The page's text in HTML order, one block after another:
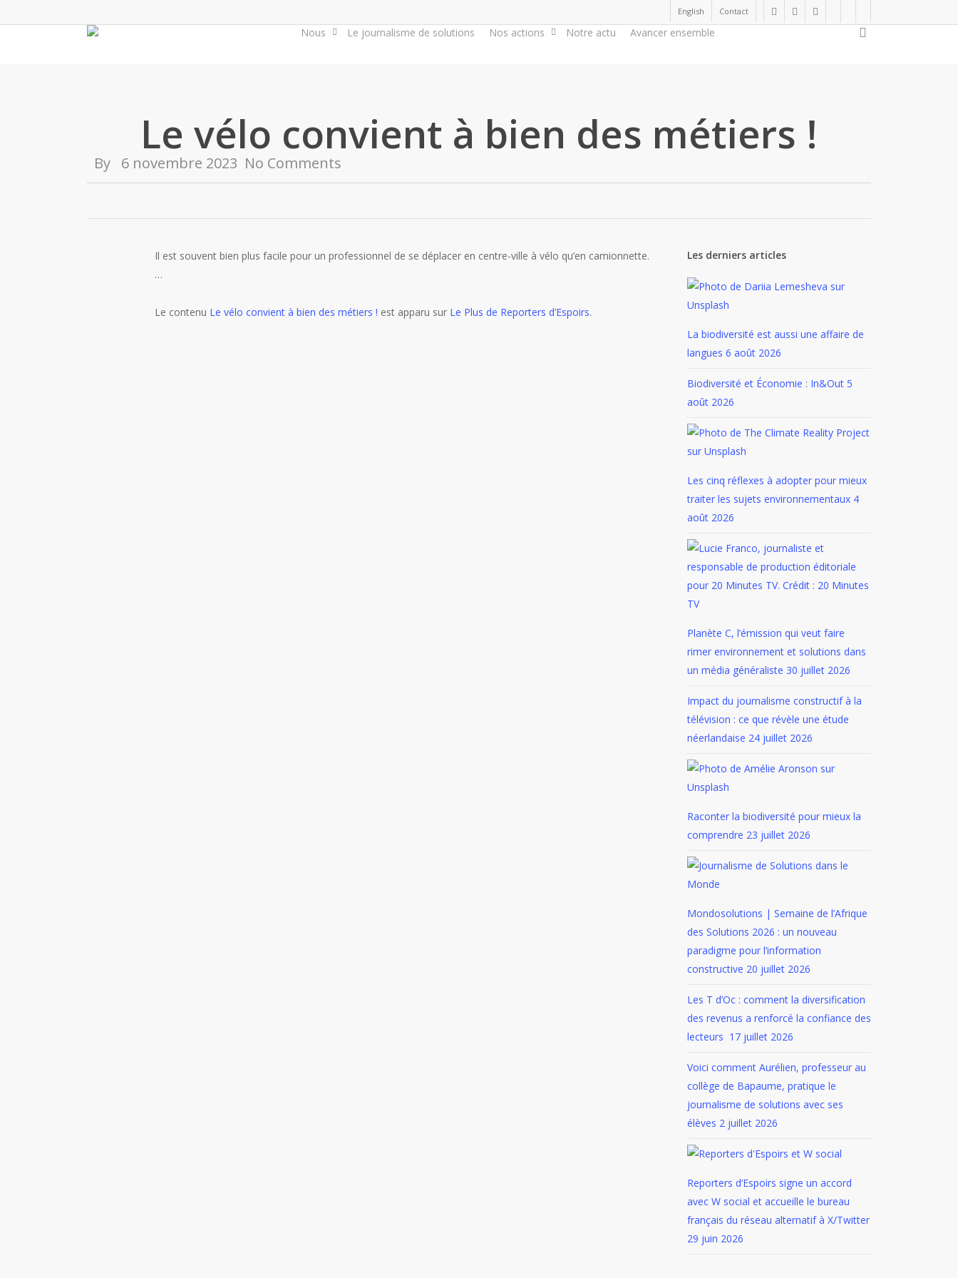
to
twitterfacebooklinkedin
English Contact
Nous Le journalisme de solutions Nos actions Notre actu Avancer ensemble
Le vélo convient à bien des métiers !
By 6 novembre 2023 No Comments
Il est souvent bien plus facile pour un professionnel de se déplacer en centre-ville à vélo qu’en camionnette.
…
Le contenu Le vélo convient à bien des métiers ! est apparu sur Le Plus de Reporters d’Espoirs.
Les derniers articles
La biodiversité est aussi une affaire de
langues 6 août 2026
Biodiversité et Économie : In&Out 5
août 2026
Les cinq réflexes à adopter pour mieux
traiter les sujets environnementaux 4
août 2026
Planète C, l’émission qui veut faire
rimer environnement et solutions dans
un média généraliste 30 juillet 2026
Impact du journalisme constructif à la
télévision : ce que révèle une étude
néerlandaise 24 juillet 2026
Raconter la biodiversité pour mieux la
comprendre 23 juillet 2026
Mondosolutions | Semaine de l’Afrique
des Solutions 2026 : un nouveau
paradigme pour l’information
constructive 20 juillet 2026
Les T d’Oc : comment la diversification
des revenus a renforcé la confiance des
lecteurs 17 juillet 2026
Voici comment Aurélien, professeur au
collège de Bapaume, pratique le
journalisme de solutions avec ses
élèves 2 juillet 2026
Reporters d’Espoirs signe un accord
avec W social et accueille le bureau
français du réseau alternatif à X/Twitter
29 juin 2026